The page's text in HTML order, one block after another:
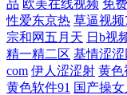
音先锋在线波多 www
花性福生活 91探花遇
人 91社在线观看精品
品 欧美在线视频 免
性爱东京热 草逼视频
宗和网五月天 日b视
精一精二区 基情涩涩
com 伊人涩涩射 黄色
黄色软件91 国产操女